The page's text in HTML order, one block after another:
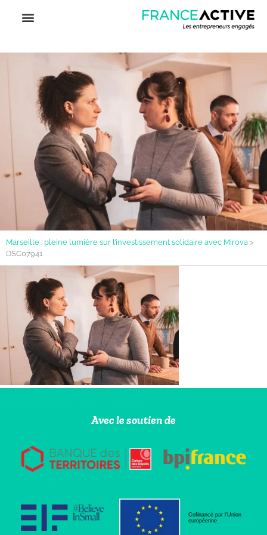
Marseille : pleine lumière sur l’investissement solidaire avec Mirova >
DSC07941
Avec le soutien de
Cofinancé par l’Union
européenne